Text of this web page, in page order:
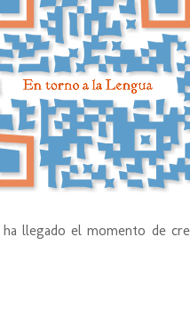
llegado el momento de